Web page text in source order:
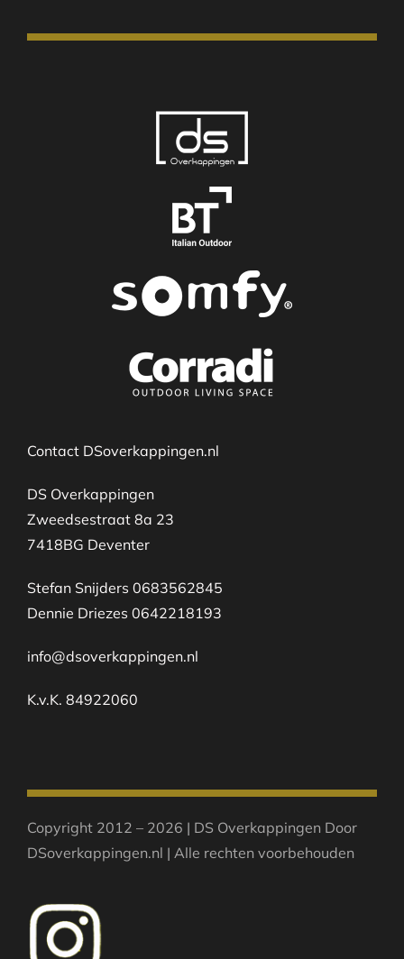
Contact DSoverkappingen.nl
DS Overkappingen
Zweedsestraat 8a 23
7418BG Deventer
Stefan Snijders 0683562845
Dennie Driezes 0642218193
info@dsoverkappingen.nl
K.v.K. 84922060
Copyright 2012 – 2026 | DS Overkappingen Door
DSoverkappingen.nl | Alle rechten voorbehouden